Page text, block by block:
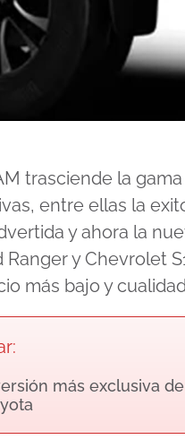
trasciende la
entre ellas la
y ahora la
y Chevrolet
más bajo y
más exclusiva